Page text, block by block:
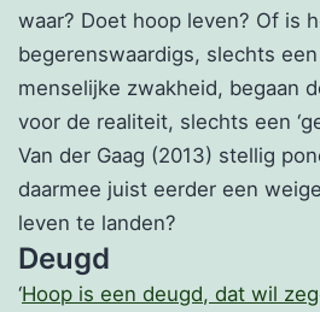
waar? Doet hoop leven? Of is
begerenswaardigs, slechts
menselijke zwakheid, begaan
voor de realiteit, slechts een
Van der Gaag (2013) stellig
daarmee juist eerder een
leven te landen?
Deugd
‘Hoop is een deugd, dat wil